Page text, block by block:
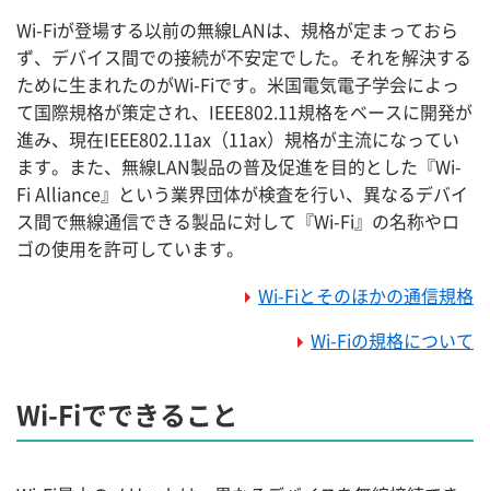
Wi-Fiが登場する以前の無線LANは、規格が定まっておら
ず、デバイス間での接続が不安定でした。それを解決する
ために生まれたのがWi-Fiです。米国電気電子学会によっ
て国際規格が策定され、IEEE802.11規格をベースに開発が
進み、現在IEEE802.11ax（11ax）規格が主流になってい
ます。また、無線LAN製品の普及促進を目的とした『Wi-
Fi Alliance』という業界団体が検査を行い、異なるデバイ
ス間で無線通信できる製品に対して『Wi-Fi』の名称やロ
ゴの使用を許可しています。
Wi-Fiとそのほかの通信規格
Wi-Fiの規格について
Wi-Fiでできること